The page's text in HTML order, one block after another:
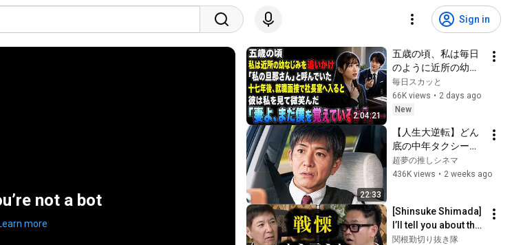
Sign in
not a bot
more
2:04:21
五歳の頃、私は毎日
のように近所の幼な
じみを追いかけ、
「私の旦那さん」と
呼んでいた。十七年
室へ入ると、彼は私
を見て微笑んだ。
「妻よ、まだ僕を覚
えているか？」――
毎日スカッと
66K views • 2 days ago
New
22:33
【人生大逆転】どん
底の中年タクシー運
転手。偶然引き受け
た「謎の依頼」がま
超夢の推しシネマ
436K views • 2 weeks ago
[Shinsuke Shimada]
I’ll tell you about the
truly terrifying
関根勤切り抜き隊